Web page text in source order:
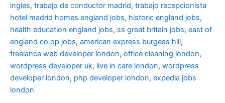
ingles, trabajo de conductor madrid, trabajo recepcionista
hotel madrid homes england jobs, historic england jobs,
health education england jobs, ss great britain jobs, east of
england co op jobs, american express burgess hill,
freelance web developer london, office cleaning london,
wordpress developer uk, live in care london, wordpress
developer london, php developer london, expedia jobs
london